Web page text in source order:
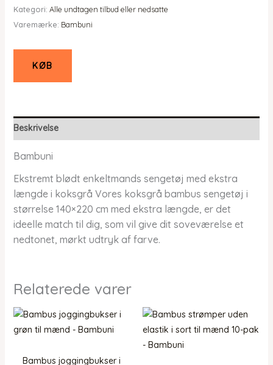
Kategori: Alle undtagen tilbud eller nedsatte
Varemærke: Bambuni
KØB
Beskrivelse
Bambuni
Ekstremt blødt enkeltmands sengetøj med ekstra
længde i koksgrå Vores koksgrå bambus sengetøj i
størrelse 140×220 cm med ekstra længde, er det
ideelle match til dig, som vil give dit soveværelse et
nedtonet, mørkt udtryk af farve.
Relaterede varer
Bambus joggingbukser i